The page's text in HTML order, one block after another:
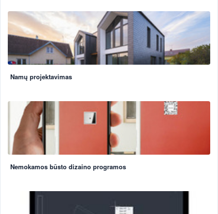
Namų projektavimas
Nemokamos būsto dizaino programos